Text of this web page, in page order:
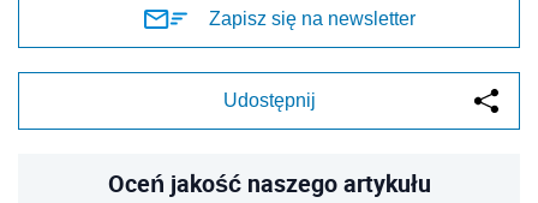
Zapisz się na newsletter
Udostępnij
Oceń jakość naszego artykułu